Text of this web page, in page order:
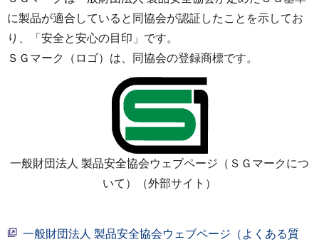
に製品が適合していると同協会が認証したことを示してお
り、「安全と安心の目印」です。
ＳＧマーク（ロゴ）は、同協会の登録商標です。
一般財団法人 製品安全協会ウェブページ（ＳＧマークにつ
いて）（外部サイト）
一般財団法人 製品安全協会ウェブページ（よくある質